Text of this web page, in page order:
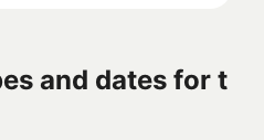
and dates for t